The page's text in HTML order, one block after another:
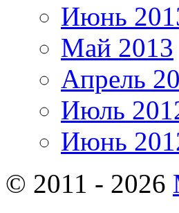
Июнь
Май 2013
Апрель
Июль
Июнь
© 2011 - 2026